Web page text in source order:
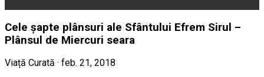
Cele șapte plânsuri ale Sfântului Efrem Sirul –
Plânsul de Miercuri seara
Viață Curată · feb. 21, 2018